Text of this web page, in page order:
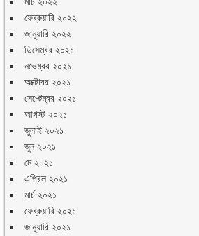
ফেব্রুয়ারি ২০২২
জানুয়ারি ২০২২
ডিসেম্বর ২০২১
নভেম্বর ২০২১
অক্টোবর ২০২১
সেপ্টেম্বর ২০২১
আগস্ট ২০২১
জুলাই ২০২১
জুন ২০২১
মে ২০২১
এপ্রিল ২০২১
মার্চ ২০২১
ফেব্রুয়ারি ২০২১
জানুয়ারি ২০২১